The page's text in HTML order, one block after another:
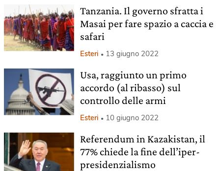
Tanzania. Il governo sfratta i
Masai per fare spazio a caccia e
safari
Esteri 13 giugno 2022
Usa, raggiunto un primo
accordo (al ribasso) sul
controllo delle armi
Esteri 10 giugno 2022
Referendum in Kazakistan, il
77% chiede la fine dell’iper-
presidenzialismo